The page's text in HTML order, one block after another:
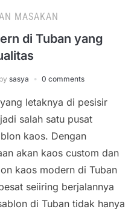
MASAKAN
di Tuban yang
by sasya 0 comments
letaknya di pesisir
salah satu pusat
kaos. Dengan
akan kaos custom dan
kaos modern di Tuban
seiiring berjalannya
di Tuban tidak hanya